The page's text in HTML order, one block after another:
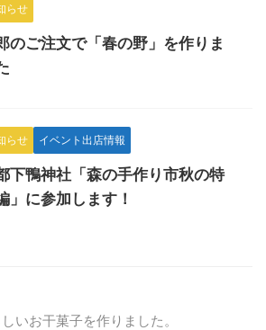
らせ
のご注文で「春の野」を作りま
らせ イベント出店情報
下鴨神社「森の手作り市秋の特
」に参加します！
いお干菓子を作りました。